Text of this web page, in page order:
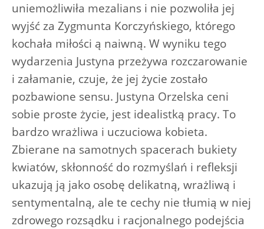
uniemożliwiła mezalians i nie pozwoliła jej
wyjść za Zygmunta Korczyńskiego, którego
kochała miłości ą naiwną. W wyniku tego
wydarzenia Justyna przeżywa rozczarowanie
i załamanie, czuje, że jej życie zostało
pozbawione sensu. Justyna Orzelska ceni
sobie proste życie, jest idealistką pracy. To
bardzo wrażliwa i uczuciowa kobieta.
Zbierane na samotnych spacerach bukiety
kwiatów, skłonność do rozmyślań i refleksji
ukazują ją jako osobę delikatną, wrażliwą i
sentymentalną, ale te cechy nie tłumią w niej
zdrowego rozsądku i racjonalnego podejścia